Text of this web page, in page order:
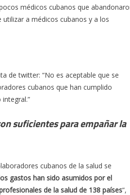
médicos cubanos que
a médicos cubanos y a los
de twitter: “No es aceptable que se
cubanos que han cumplido
suficientes para empañar la
cubanos de la salud se
gastos han sido asumidos por el
de la salud de 138 países”,